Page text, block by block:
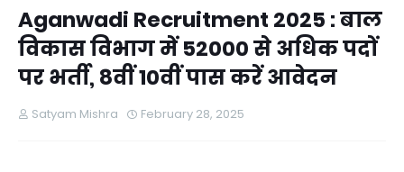
Aganwadi Recruitment 2025 : बाल
विकास विभाग में 52000 से अधिक पदों
पर भर्ती, 8वीं 10वीं पास करें आवेदन
Satyam Mishra February 28, 2025